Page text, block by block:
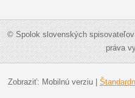
© Spolok slovenských
práva
Zobraziť: Mobilnú verziu|